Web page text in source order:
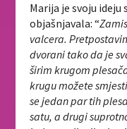
Marija je svoju
objašnjavala: “
valcera.
dvorani tako da je
širim krugom
krugu možete
se jedan par tih
satu, a drugi